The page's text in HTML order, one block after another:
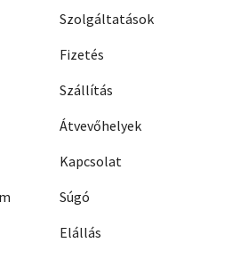
Szolgáltatások
Fizetés
Szállítás
Átvevőhelyek
Kapcsolat
Súgó
Elállás